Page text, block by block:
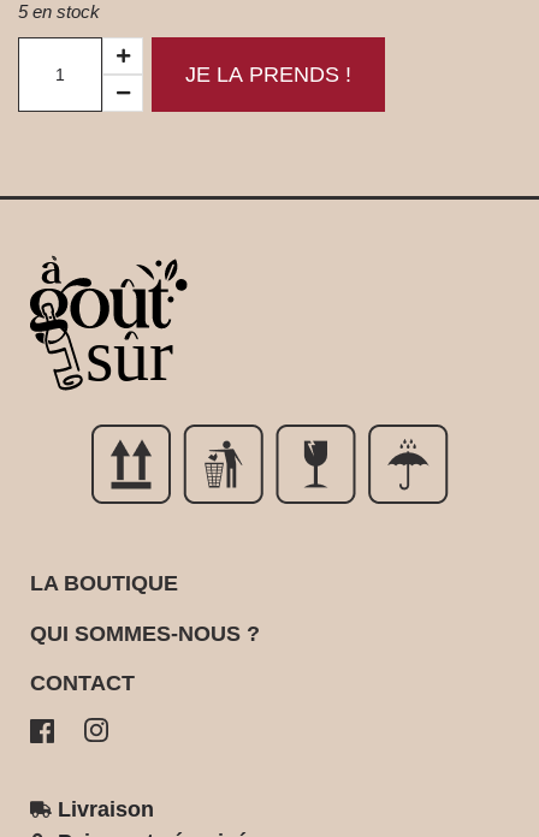
5 en stock
JE LA PRENDS !
LA BOUTIQUE
QUI SOMMES-NOUS ?
CONTACT
Livraison